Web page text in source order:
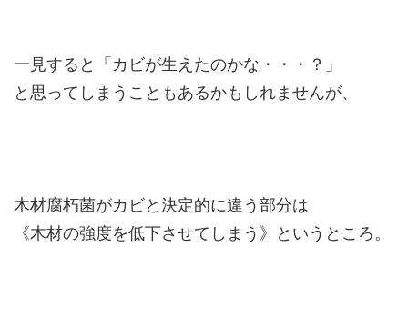
一見すると「カビが生えたのかな・・・？」
と思ってしまうこともあるかもしれませんが、
木材腐朽菌がカビと決定的に違う部分は
《木材の強度を低下させてしまう》というところ。